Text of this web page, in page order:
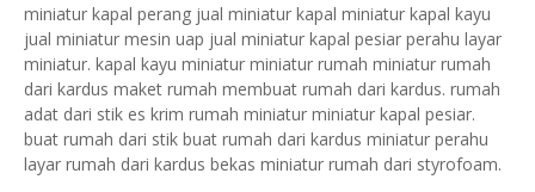
miniatur kapal perang jual miniatur kapal miniatur kapal kayu
jual miniatur mesin uap jual miniatur kapal pesiar perahu layar
miniatur. kapal kayu miniatur miniatur rumah miniatur rumah
dari kardus maket rumah membuat rumah dari kardus. rumah
adat dari stik es krim rumah miniatur miniatur kapal pesiar.
buat rumah dari stik buat rumah dari kardus miniatur perahu
layar rumah dari kardus bekas miniatur rumah dari styrofoam.